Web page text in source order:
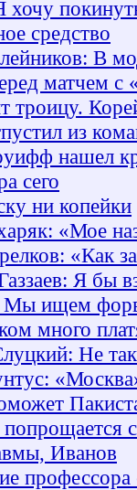
хочу
средство
В
матчем с
троицу.
из
нашел
сего
ни копейки
«Мое
«Как
Я бы
ищем
много
Не
попрощается
Иванов